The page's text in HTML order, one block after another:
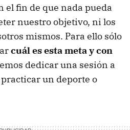
el fin de que nada pueda
nuestro objetivo, ni los
mismos. Para ello sólo
cuál es esta meta y con
dedicar una sesión a
un deporte o